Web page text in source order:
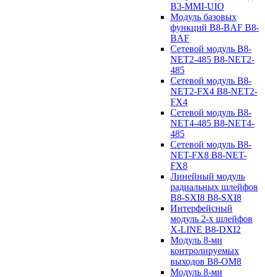
B3-MMI-UIO
Модуль базовых
функций B8-BAF B8-
BAF
Сетевой модуль B8-
NET2-485 B8-NET2-
485
Сетевой модуль B8-
NET2-FX4 B8-NET2-
FX4
Сетевой модуль B8-
NET4-485 B8-NET4-
485
Сетевой модуль B8-
NET-FX8 B8-NET-
FX8
Линейный модуль
радиальных шлейфов
B8-SXI8 B8-SXI8
Интерфейсный
модуль 2-х шлейфов
X-LINE B8-DXI2
Модуль 8-ми
контролируемых
выходов B8-OM8
Модуль 8-ми